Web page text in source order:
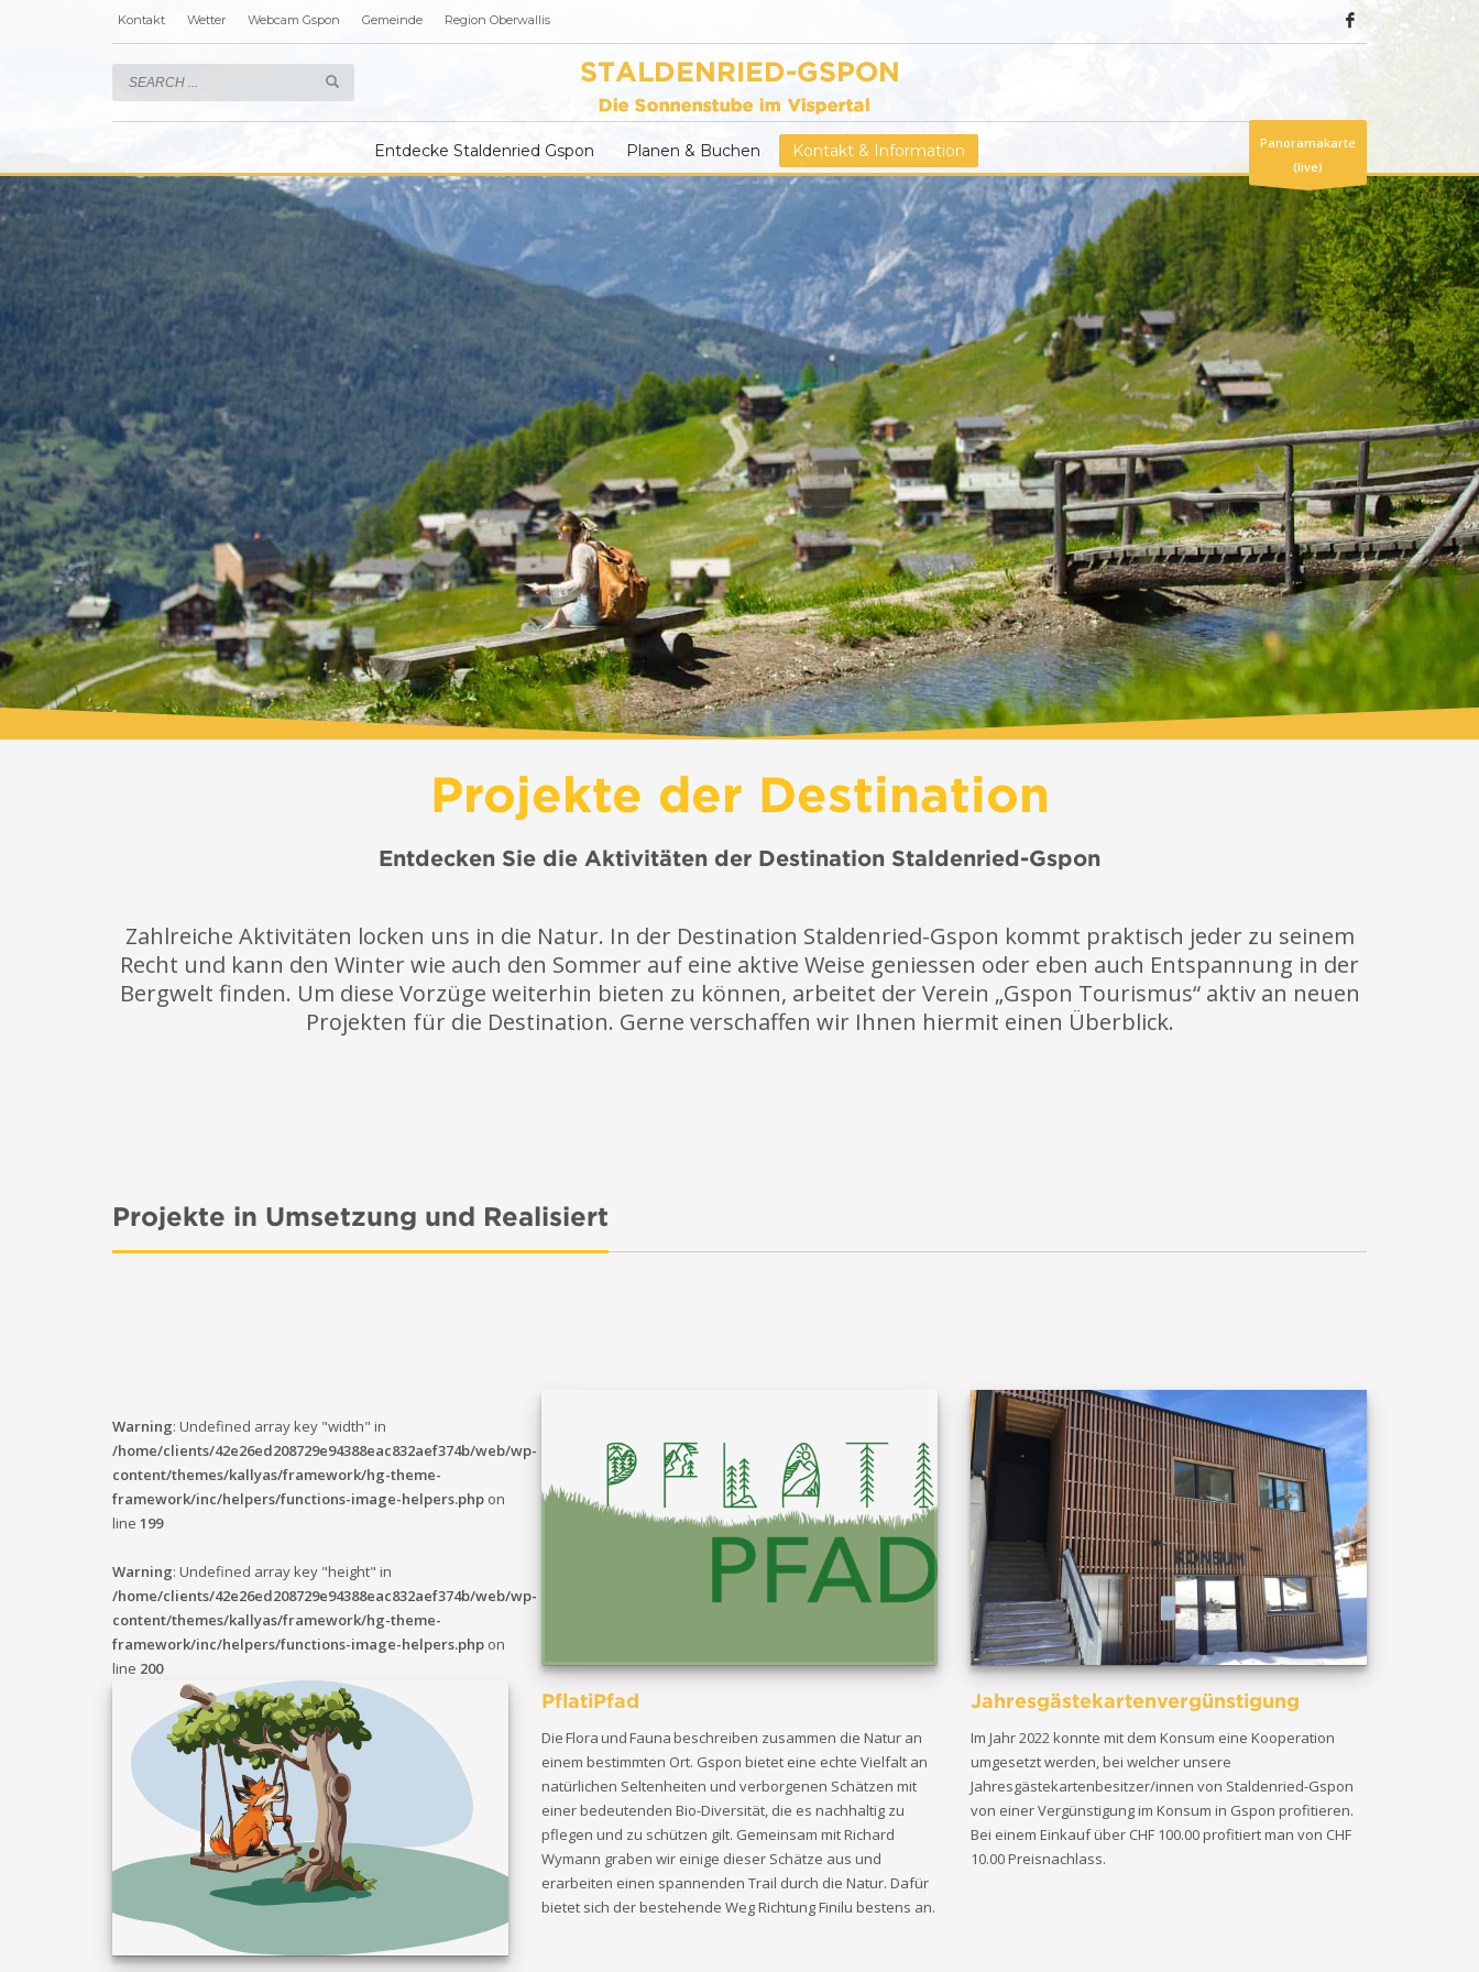
Kontakt Wetter Webcam Gspon Gemeinde Region Oberwallis
Entdecke Staldenried Gspon Planen & Buchen Kontakt & Information
Panoramakarte
(live)
Projekte der Destination
Entdecken Sie die Aktivitäten der Destination Staldenried-Gspon
Zahlreiche Aktivitäten locken uns in die Natur. In der Destination Staldenried-Gspon kommt praktisch jeder zu seinem
Recht und kann den Winter wie auch den Sommer auf eine aktive Weise geniessen oder eben auch Entspannung in der
Bergwelt finden. Um diese Vorzüge weiterhin bieten zu können, arbeitet der Verein „Gspon Tourismus“ aktiv an neuen
Projekten für die Destination. Gerne verschaffen wir Ihnen hiermit einen Überblick.
Projekte in Umsetzung und Realisiert
Warning: Undefined array key "width" in
/home/clients/42e26ed208729e94388eac832aef374b/web/wp-
content/themes/kallyas/framework/hg-theme-
framework/inc/helpers/functions-image-helpers.php on
line 199
Warning: Undefined array key "height" in
/home/clients/42e26ed208729e94388eac832aef374b/web/wp-
content/themes/kallyas/framework/hg-theme-
framework/inc/helpers/functions-image-helpers.php on
line 200
PflatiPfad
Die Flora und Fauna beschreiben zusammen die Natur an
einem bestimmten Ort. Gspon bietet eine echte Vielfalt an
natürlichen Seltenheiten und verborgenen Schätzen mit
einer bedeutenden Bio-Diversität, die es nachhaltig zu
pflegen und zu schützen gilt. Gemeinsam mit Richard
Wymann graben wir einige dieser Schätze aus und
erarbeiten einen spannenden Trail durch die Natur. Dafür
bietet sich der bestehende Weg Richtung Finilu bestens an.
Jahresgästekartenvergünstigung
Im Jahr 2022 konnte mit dem Konsum eine Kooperation
umgesetzt werden, bei welcher unsere
Jahresgästekartenbesitzer/innen von Staldenried-Gspon
von einer Vergünstigung im Konsum in Gspon profitieren.
Bei einem Einkauf über CHF 100.00 profitiert man von CHF
10.00 Preisnachlass.